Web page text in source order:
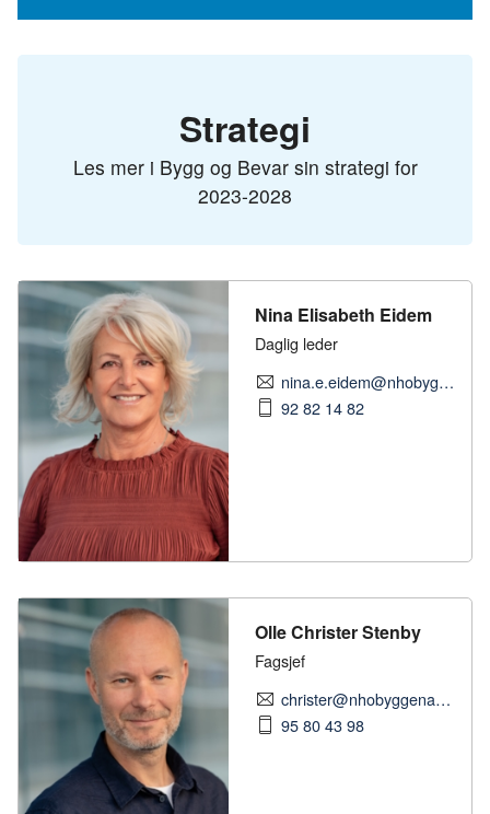
Strategi
Les mer i Bygg og Bevar sin strategi for
2023-2028
Nina Elisabeth Eidem
Daglig leder
nina.e.eidem@nhobyggenaringen.no
92 82 14 82
Olle Christer Stenby
Fagsjef
christer@nhobyggenaringen.no
95 80 43 98